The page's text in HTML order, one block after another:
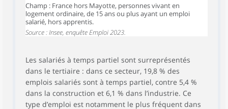
Champ : France hors Mayotte, personnes vivant en
logement ordinaire, de 15 ans ou plus ayant un emploi
salarié, hors apprentis.
Source : Insee, enquête Emploi 2023.
Les salariés à temps partiel sont surreprésentés
dans le tertiaire : dans ce secteur, 19,8 % des
emplois salariés sont à temps partiel, contre 5,4 %
dans la construction et 6,1 % dans l’industrie. Ce
type d’emploi est notamment le plus fréquent dans